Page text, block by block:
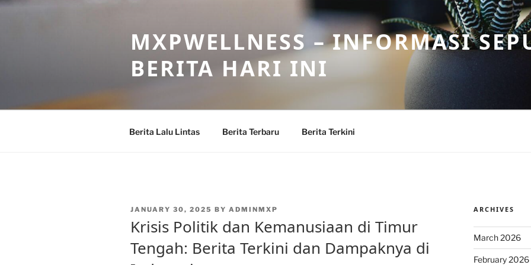
Skip
MXPWELLNESS – INFORMASI
BERITA HARI INI
Berita Lalu Lintas Berita Terbaru Berita Terkini
POSTED
JANUARY 30, 2025 BY ADMINMXP
Krisis Politik dan Kemanusiaan di Timur
Tengah: Berita Terkini dan Dampaknya di
ARCHIVES
March 2026
February 2026